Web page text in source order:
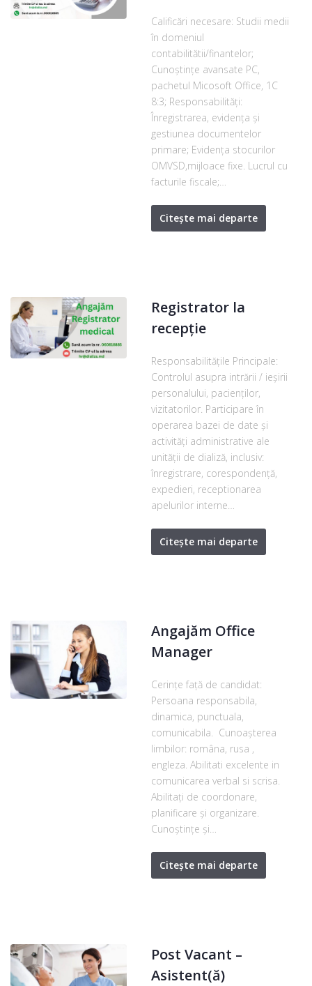
Calificări necesare: Studii medii
în domeniul
contabilitătii/finantelor;
Cunoștințe avansate PC,
pachetul Micosoft Office, 1C
8:3; Responsabilități:
Înregistrarea, evidența și
gestiunea documentelor
primare; Evidența stocurilor
OMVSD,mijloace fixe. Lucrul cu
facturile fiscale;…
Citește mai departe
Registrator la
recepție
Responsabilitățile Principale:
Controlul asupra intrării / ieşirii
personalului, pacienţilor,
vizitatorilor. Participare în
operarea bazei de date şi
activităţi administrative ale
unităţii de dializă, inclusiv:
înregistrare, corespondenţă,
expedieri, receptionarea
apelurilor interne…
Citește mai departe
Angajăm Office
Manager
Cerințe față de candidat:
Persoana responsabila,
dinamica, punctuala,
comunicabila. Cunoașterea
limbilor: româna, rusa ,
engleza. Abilitati excelente in
comunicarea verbal si scrisa.
Abilitaţi de coordonare,
planificare şi organizare.
Cunoștințe și…
Citește mai departe
Post Vacant –
Asistent(ă)